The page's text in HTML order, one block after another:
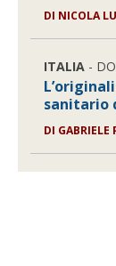
DI NICOLA
ITALIA -
sanitario
DI GABRIELE